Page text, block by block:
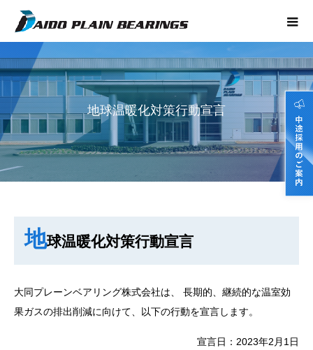
地球温暖化対策行動宣言
地球温暖化対策行動宣言
大同プレーンベアリング株式会社は、 長期的、継続的な温室効
果ガスの排出削減に向けて、以下の行動を宣言します。
宣言日：2023年2月1日